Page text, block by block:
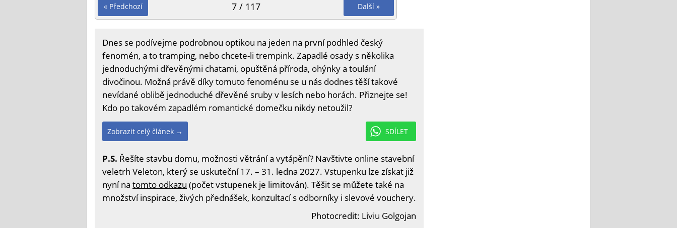
« Předchozí Další »
7 / 117
Dnes se podívejme podrobnou optikou na jeden na první podhled český
fenomén, a to tramping, nebo chcete-li trempink. Zapadlé osady s několika
jednoduchými dřevěnými chatami, opuštěná příroda, ohýnky a toulání
divočinou. Možná právě díky tomuto fenoménu se u nás dodnes těší takové
nevídané oblibě jednoduché dřevěné sruby v lesích nebo horách. Přiznejte se!
Kdo po takovém zapadlém romantické domečku nikdy netoužil?
SDÍLET
Zobrazit celý článek →
P.S. Řešíte stavbu domu, možnosti větrání a vytápění? Navštivte online stavební
veletrh Veleton, který se uskuteční 17. – 31. ledna 2027. Vstupenku lze získat již
nyní na tomto odkazu (počet vstupenek je limitován). Těšit se můžete také na
množství inspirace, živých přednášek, konzultací s odborníky i slevové vouchery.
Photocredit: Liviu Golgojan